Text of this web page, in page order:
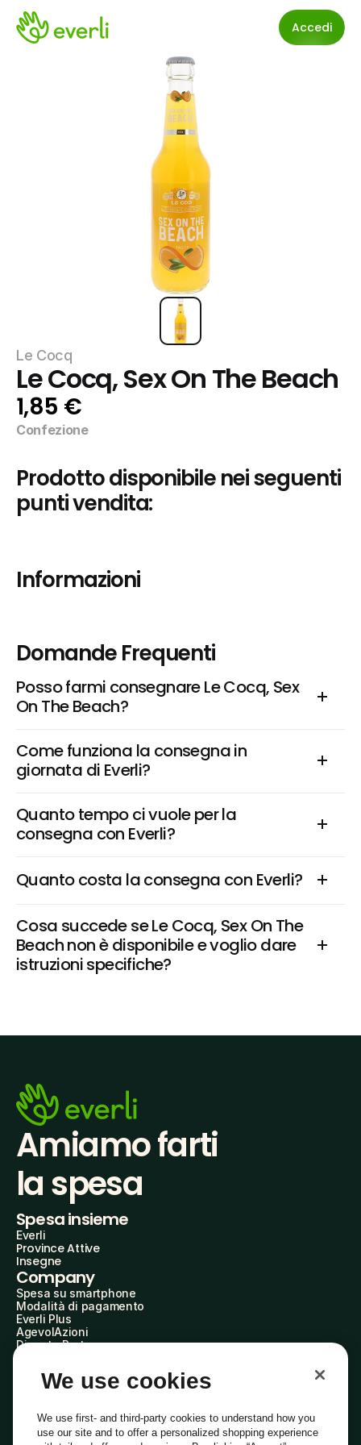
Accedi
Le Cocq
Le Cocq, Sex On The Beach
1,85 €
Confezione
Prodotto disponibile nei seguenti
punti vendita:
Informazioni
Domande Frequenti
Posso farmi consegnare Le Cocq, Sex
On The Beach?
Come funziona la consegna in
giornata di Everli?
Quanto tempo ci vuole per la
consegna con Everli?
Quanto costa la consegna con Everli?
Cosa succede se Le Cocq, Sex On The
Beach non è disponibile e voglio dare
istruzioni specifiche?
Amiamo farti
la spesa
Spesa insieme
Everli
Province Attive
Insegne
Company
Spesa su smartphone
Modalità di pagamento
Everli Plus
AgevolAzioni
Diventa Partner
Everli Shoppers
About Us
Everli News
Domande frequenti
Lavora con noi
We use cookies
We use first- and third-party cookies to understand how you
use our site and to offer a personalized shopping experience